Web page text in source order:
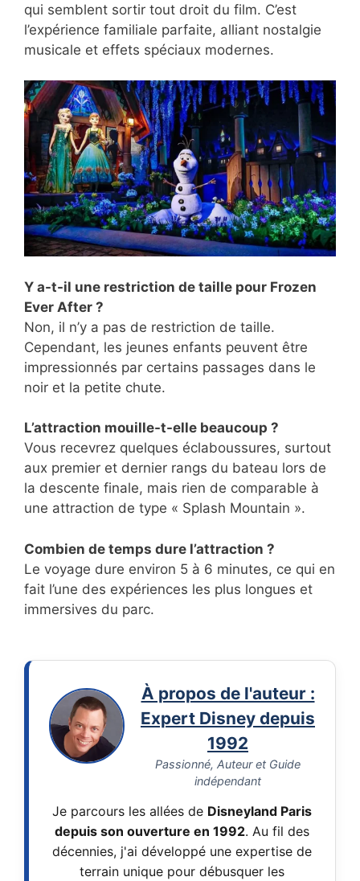
qui semblent sortir tout droit du film. C’est
l’expérience familiale parfaite, alliant nostalgie
musicale et effets spéciaux modernes.
Y a-t-il une restriction de taille pour Frozen
Ever After ?
Non, il n’y a pas de restriction de taille.
Cependant, les jeunes enfants peuvent être
impressionnés par certains passages dans le
noir et la petite chute.
L’attraction mouille-t-elle beaucoup ?
Vous recevrez quelques éclaboussures, surtout
aux premier et dernier rangs du bateau lors de
la descente finale, mais rien de comparable à
une attraction de type « Splash Mountain ».
Combien de temps dure l’attraction ?
Le voyage dure environ 5 à 6 minutes, ce qui en
fait l’une des expériences les plus longues et
immersives du parc.
À propos de l'auteur :
Expert Disney depuis
1992
Passionné, Auteur et Guide
indépendant
Je parcours les allées de Disneyland Paris
depuis son ouverture en 1992. Au fil des
décennies, j'ai développé une expertise de
terrain unique pour débusquer les